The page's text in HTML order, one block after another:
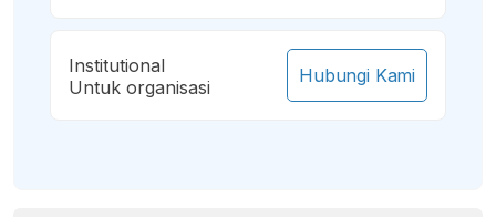
Institutional
Untuk organisasi
Hubungi Kami